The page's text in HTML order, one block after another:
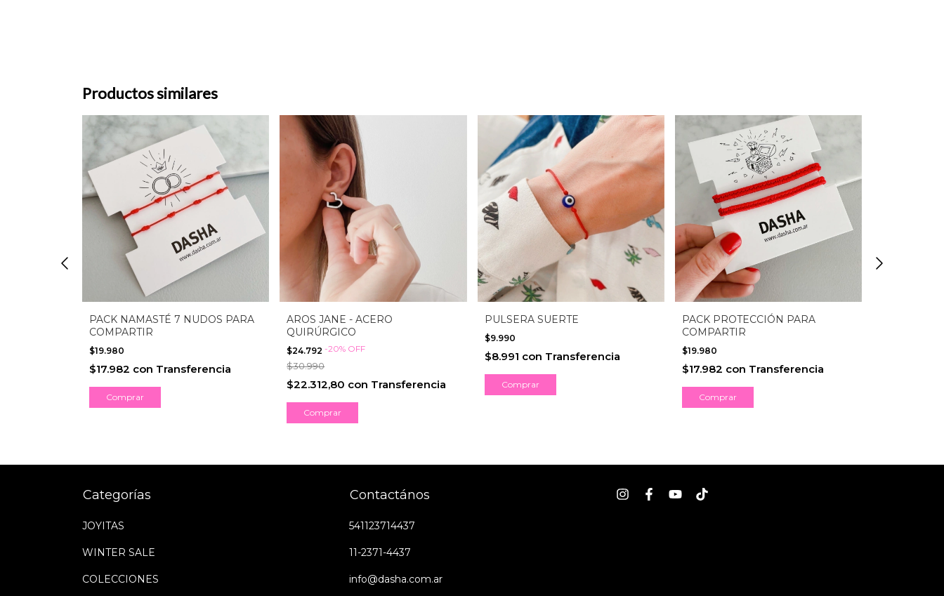
Productos similares
PACK NAMASTÉ 7 NUDOS PARA
COMPARTIR
$19.980
$17.982 con Transferencia
AROS JANE - ACERO
QUIRÚRGICO
$24.792-20% OFF
$30.990
$22.312,80 con Transferencia
PULSERA SUERTE
$9.990
$8.991 con Transferencia
PACK PROTECCIÓN PARA
COMPARTIR
$19.980
$17.982 con Transferencia
Categorías
JOYITAS
WINTER SALE
COLECCIONES
Contactános
541123714437
11-2371-4437
info@dasha.com.ar